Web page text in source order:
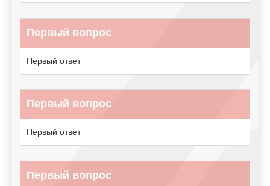
Первый вопрос
Первый ответ
Первый вопрос
Первый ответ
Первый вопрос